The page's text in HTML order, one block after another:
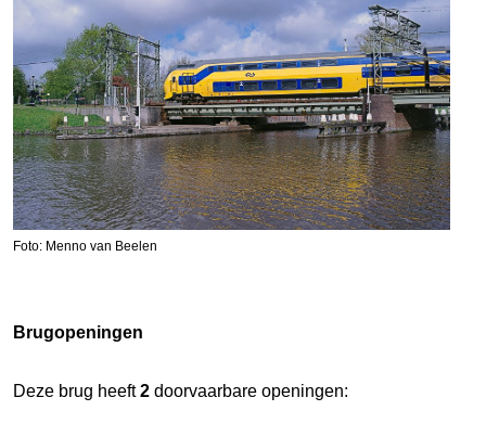
Foto: Menno van Beelen
Brugopeningen
Deze brug heeft2 doorvaarbare openingen: